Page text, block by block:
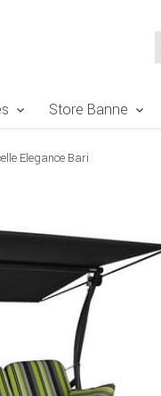
Store Banne
Elegance Bari